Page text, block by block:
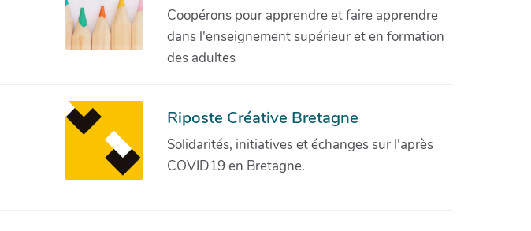
Coopérons pour apprendre et faire apprendre
dans l'enseignement supérieur et en formation
des adultes
Riposte Créative Bretagne
Solidarités, initiatives et échanges sur l'après
COVID19 en Bretagne.